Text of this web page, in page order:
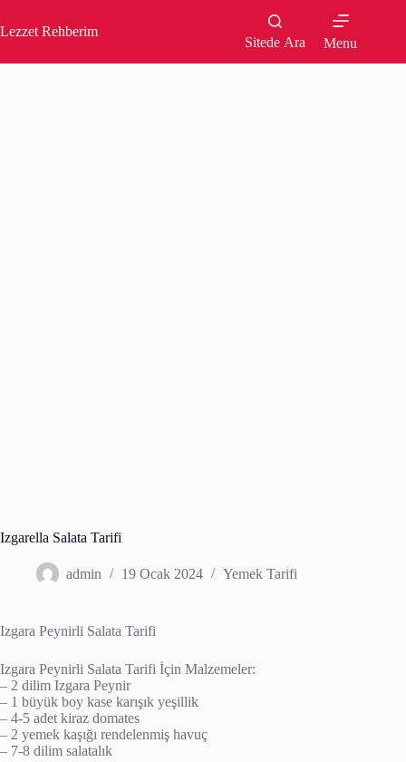
to
content
Lezzet Rehberim
Sitede Ara Menu
Izgarella Salata Tarifi
admin 19 Ocak 2024 Yemek Tarifi
Izgara Peynirli Salata Tarifi
Izgara Peynirli Salata Tarifi İçin Malzemeler:
– 2 dilim Izgara Peynir
– 1 büyük boy kase karışık yeşillik
– 4-5 adet kiraz domates
– 2 yemek kaşığı rendelenmiş havuç
– 7-8 dilim salatalık